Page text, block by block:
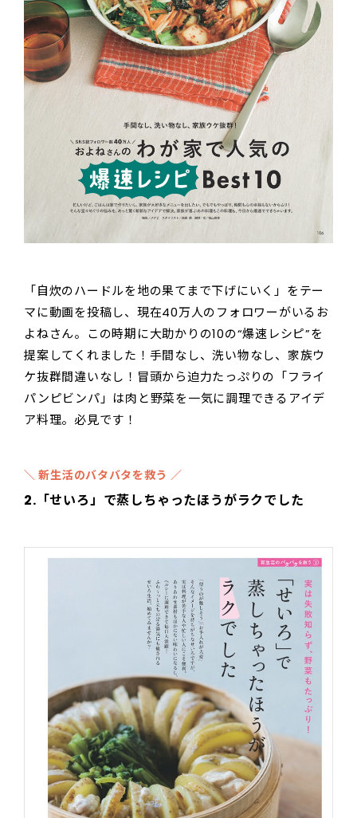
「自炊のハードルを地の果てまで下げにいく」をテー
マに動画を投稿し、現在40万人のフォロワーがいるお
よねさん。この時期に大助かりの10の“爆速レシピ”を
提案してくれました！手間なし、洗い物なし、家族ウ
ケ抜群間違いなし！冒頭から迫力たっぷりの「フライ
パンピビンパ」は肉と野菜を一気に調理できるアイデ
ア料理。必見です！
＼ 新生活のバタバタを救う ／
2.「せいろ」で蒸しちゃったほうがラクでした